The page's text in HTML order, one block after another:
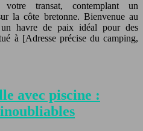
votre transat, contemplant un
la côte bretonne. Bienvenue au
havre de paix idéal pour des
à [Adresse précise du camping,
avec piscine :